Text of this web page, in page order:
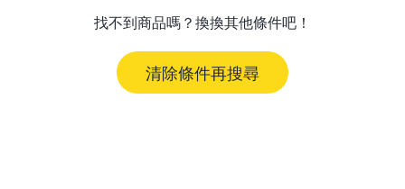
找不到商品嗎？換換其他條件吧！
清除條件再搜尋